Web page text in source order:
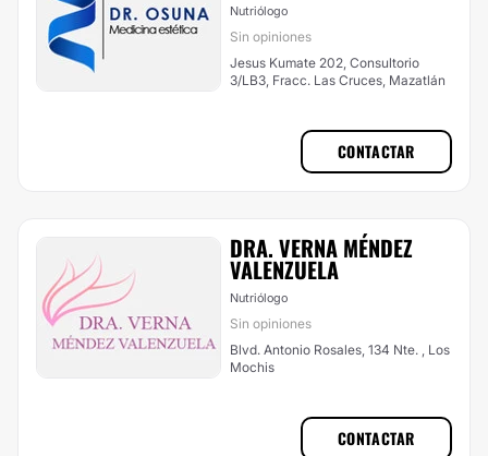
Nutriólogo
Sin opiniones
Jesus Kumate 202, Consultorio
3/LB3, Fracc. Las Cruces, Mazatlán
CONTACTAR
DRA. VERNA MÉNDEZ
VALENZUELA
Nutriólogo
Sin opiniones
Blvd. Antonio Rosales, 134 Nte. , Los
Mochis
CONTACTAR